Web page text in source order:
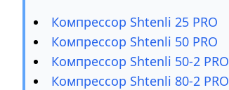
Компрессор Shtenli 25 PRO
Компрессор Shtenli 50 PRO
Компрессор Shtenli 50-2 PRO
Компрессор Shtenli 80-2 PRO